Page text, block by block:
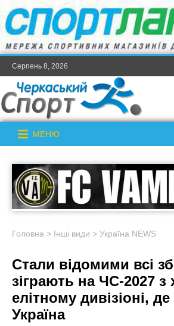
Серпень 8, 2026
МЕНЮ
Головна > Інші види > Україна NEWS
Стали відомими всі
зіграють на ЧС-2027 з
елітному дивізіоні,
Україна